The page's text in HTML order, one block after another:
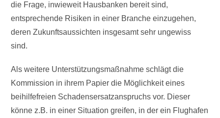
die Frage, inwieweit Hausbanken bereit sind,
entsprechende Risiken in einer Branche einzugehen,
deren Zukunftsaussichten insgesamt sehr ungewiss
sind.
Als weitere Unterstützungsmaßnahme schlägt die
Kommission in ihrem Papier die Möglichkeit eines
beihilfefreien Schadensersatzanspruchs vor. Dieser
könne z.B. in einer Situation greifen, in der ein Flughafen